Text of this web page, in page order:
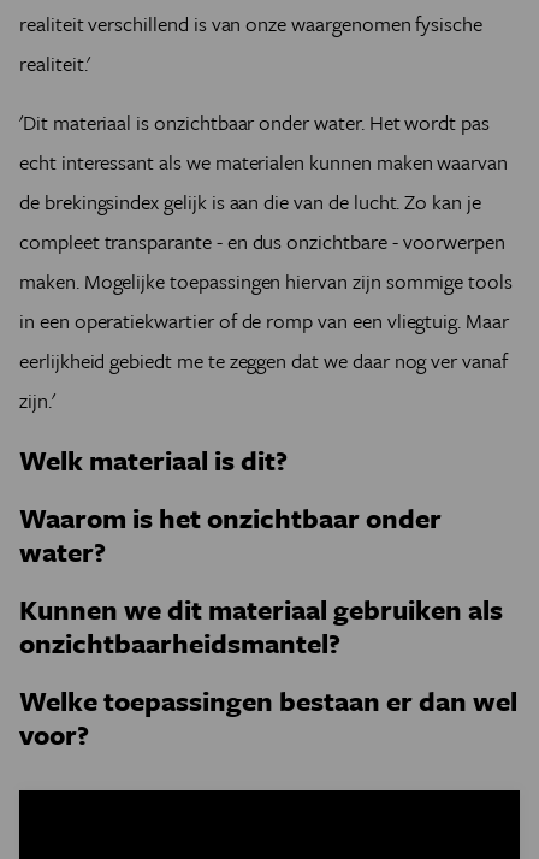
realiteit verschillend is van onze waargenomen fysische
realiteit.'
'Dit materiaal is onzichtbaar onder water. Het wordt pas
echt interessant als we materialen kunnen maken waarvan
de brekingsindex gelijk is aan die van de lucht. Zo kan je
compleet transparante - en dus onzichtbare - voorwerpen
maken. Mogelijke toepassingen hiervan zijn sommige tools
in een operatiekwartier of de romp van een vliegtuig. Maar
eerlijkheid gebiedt me te zeggen dat we daar nog ver vanaf
zijn.'
Welk materiaal is dit?
Waarom is het onzichtbaar onder
water?
Kunnen we dit materiaal gebruiken als
onzichtbaarheidsmantel?
Welke toepassingen bestaan er dan wel
voor?